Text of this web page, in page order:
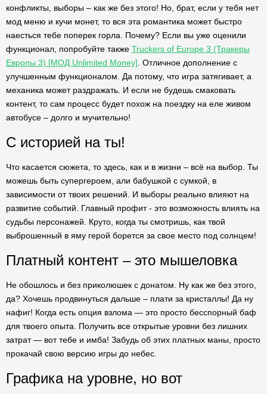
конфликты, выборы – как же без этого! Но, брат, если у тебя нет
мод меню и кучи монет, то вся эта романтика может быстро
наесться тебе поперек горла. Почему? Если вы уже оценили
функционал, попробуйте также Truckers of Europe 3 (Тракеры
Европы 3) [МОД Unlimited Money] . Отличное дополнение с
улучшенным функционалом. Да потому, что игра затягивает, а
механика может раздражать. И если не будешь смаковать
контент, то сам процесс будет похож на поездку на еле живом
автобусе – долго и мучительно!
С историей на ты!
Что касается сюжета, то здесь, как и в жизни – всё на выбор. Ты
можешь быть супергероем, али бабушкой с сумкой, в
зависимости от твоих решений. И выборы реально влияют на
развитие событий. Главный профит - это возможность влиять на
судьбы персонажей. Круто, когда ты смотришь, как твой
выброшенный в яму герой борется за свое место под солнцем!
Платный контент – это мышеловка
Не обошлось и без приколюшек с донатом. Ну как же без этого,
да? Хочешь продвинуться дальше – плати за кристаллы! Да ну
нафиг! Когда есть опция взлома — это просто бесспорный баф
для твоего опыта. Получить все открытые уровни без лишних
затрат — вот тебе и имба! Забудь об этих платных маны, просто
прокачай свою версию игры до небес.
Графика на уровне, но вот